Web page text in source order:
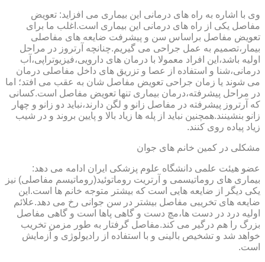
وی با اشاره به راه های درمانی این بیماری می افزاید: تعویض
مفاصل یکی از راه های درمانی این بیماری است.اغلب ما برای
تعویض مفاصل براساس سن و پیشرفت ضایعه های مفاصلی
بیمار،تصمیم به عمل جراحی می گیریم.چنانچه آرتروز در مراحل
اولیه باشد،این افراد معمولا با درمان های دارویی،فیزیوتراپی،آب
درمانی،شنا و استفاده از عصا و تزریق های داخل مفاصلی درمان
می شوند یا زمان جراحی تعویض مفاصل شان به عقب می افتد؛ اما
در مراحل پیشرفته،درمان بیماری تنها تعویض مفاصل است.کسانی
که آرتروز پیشرفته در مفاصل زانو و لگن دارند،نباید دو زانو و چهار
زانو بنشینند.همچنین نباید از پله ها زیاد بالا و پایین بروند و در شیب
زیاد پیاده روی کنند.
مشکلی در کمین خانم های جوان
عضو هیئت علمی دانشگاه علوم پزشکی ایران ادامه می دهد:
بیماری های روماتیسمی و آرتریت روماتوئید(روماتیسم مفاصلی) نیز
یکی دیگر از ضایعه هایی است که بیشتر متوجه خانم ها است.این
ضایعه های تخریبی مفاصل بیشتر در سن جوانی رخ می دهد.علائم
اولیه درد در دست ها،مچ دست و گاهی پاها است و گاهی مفاصل
بزرگ را هم درگیر می کند.مفاصل گرفتار به طور مزمن تخریب
خواهد شد و تشخیص بالینی و با استفاده از رادیولوژی و آزمایش
است.